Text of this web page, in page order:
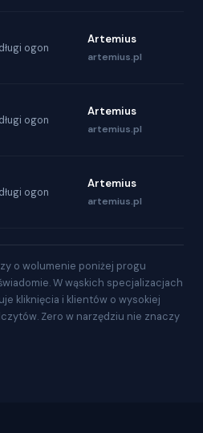
długi ogon
Artemius
artemius.pl
długi ogon
Artemius
artemius.pl
długi ogon
Artemius
artemius.pl
o wolumenie poniżej progu
W wąskich specjalizacjach
kliknięcia i klientów o wysokiej
Zero w narzędziu nie znaczy